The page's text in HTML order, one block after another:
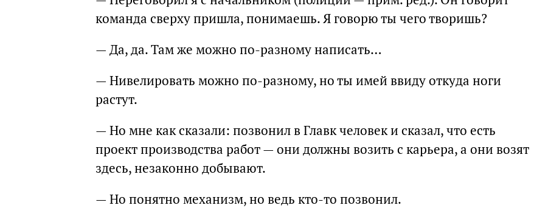
команда сверху пришла, понимаешь. Я говорю ты чего творишь?
— Да, да. Там же можно по-разному написать…
— Нивелировать можно по-разному, но ты имей ввиду откуда ноги
растут.
— Но мне как сказали: позвонил в Главк человек и сказал, что есть
проект производства работ — они должны возить с карьера, а они возят
здесь, незаконно добывают.
— Но понятно механизм, но ведь кто-то позвонил.